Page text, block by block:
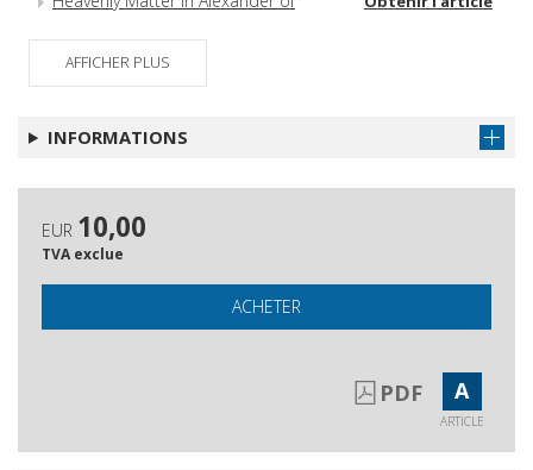
Understanding Responsible Research
Assessment : a MacIntyrean Proposal
Obtenir l'article
AFFICHER PLUS
INFORMATIONS
EUR 10,00
TVA exclue
ACHETER
PDF A
ARTICLE